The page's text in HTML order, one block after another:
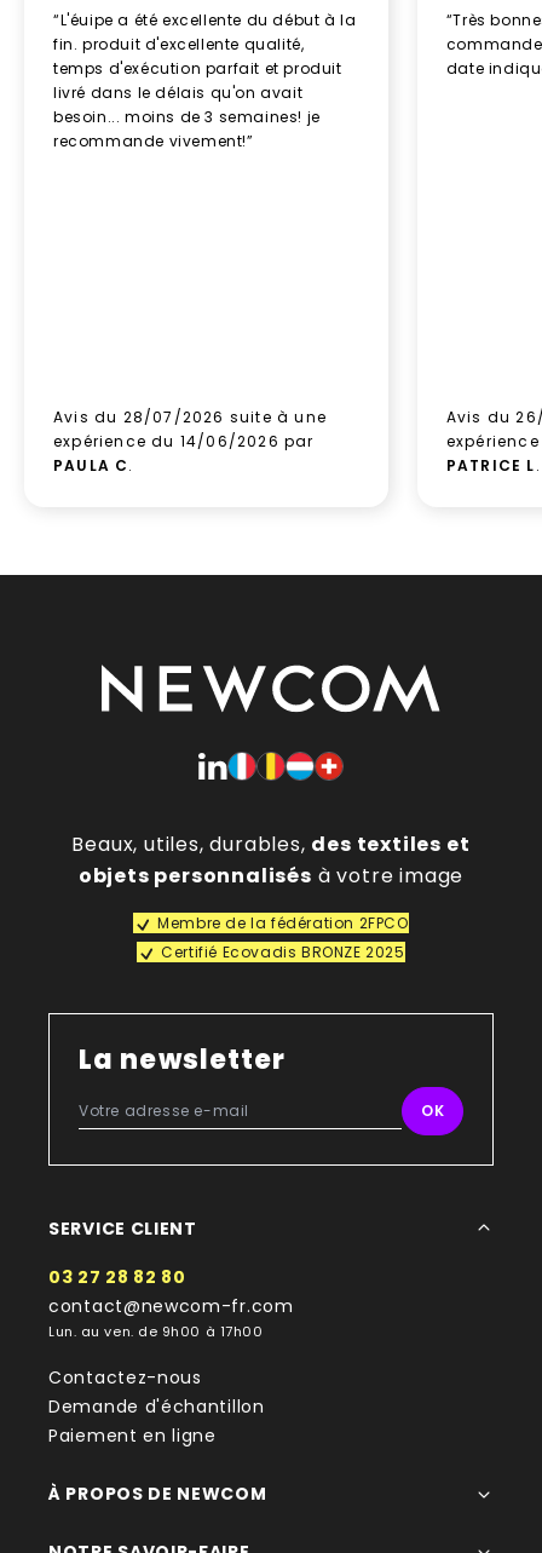
“L'éuipe a été excellente du début à la
fin. produit d'excellente qualité,
temps d'exécution parfait et produit
livré dans le délais qu'on avait
besoin... moins de 3 semaines! je
recommande vivement!”
Avis du 28/07/2026 suite à une
expérience du 14/06/2026 par
PAULA C.
“Très
date
Avis du
PATRICE L.
Beaux, utiles, durables, des textiles et
objets personnalisés à votre image
Membre de la fédération 2FPCO
Certifié Ecovadis BRONZE 2025
La newsletter
SERVICE CLIENT
03 27 28 82 80
contact@newcom-fr.com
Lun. au ven. de 9h00 à 17h00
Contactez-nous
Demande d'échantillon
Paiement en ligne
À PROPOS DE NEWCOM